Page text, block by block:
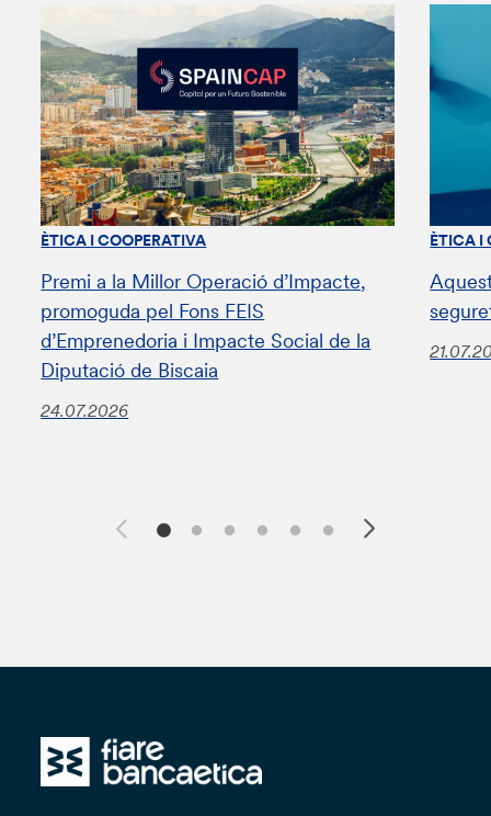
ÈTICA I COOPERATIVA
Premi a la Millor Operació d’Impacte,
promoguda pel Fons FEIS
d’Emprenedoria i Impacte Social de la
Diputació de Biscaia
24.07.2026
ÈTICA I